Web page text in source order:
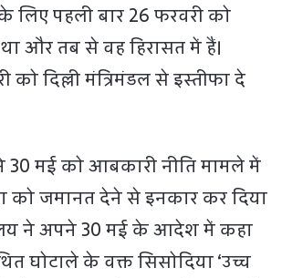
पहली बार 26 फरवरी को
और तब से वह हिरासत में हैं।
को दिल्ली मंत्रिमंडल से इस्तीफा दे
30 मई को आबकारी नीति मामले में
को जमानत देने से इनकार कर दिया
ने अपने 30 मई के आदेश में कहा
घोटाले के वक्त सिसोदिया ‘उच्च